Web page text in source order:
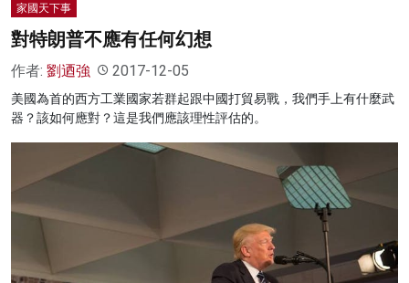
家國天下事
對特朗普不應有任何幻想
作者: 劉迺強 2017-12-05
美國為首的西方工業國家若群起跟中國打貿易戰，我們手上有什麼武
器？該如何應對？這是我們應該理性評估的。